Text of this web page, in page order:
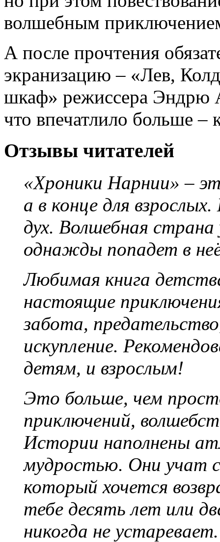
волшебным
А после прочтения
экранизацию – «Лев,
шкаф» режиссера Эндрю
что впечатлило больше –
Отзывы читателей
«Хроники Нарнии»–
а в конце для
дух. Волшебная
однажды попадет в
Любимая книга
настоящие
забота,
искупление.
детям, и взрослым!
Это больше, чем
приключений,
Истории наполнены
мудростью. Они учат
который хочется
тебе десять лет или
никогда не устаревает.